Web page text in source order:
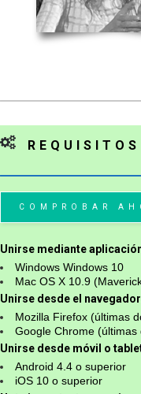
COMPROBAR
Unirse mediante
Windows Windows 10
Mac OS X 10.9
Unirse desde el
Mozilla Firefox (últimas
Google Chrome (últimas
Unirse desde móvil o
Android 4.4 o superior
iOS 10 o superior